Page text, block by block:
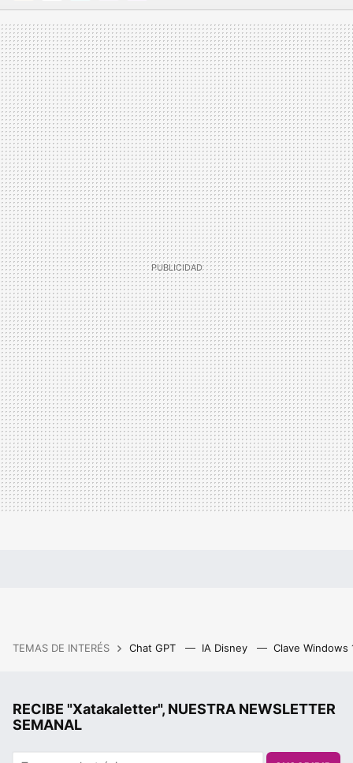
FACEBOOK
TWITTERFLIPBOARD
E-
MAIL
WHATSAPP
TEMAS DE INTERÉS Chat GPT IA Disney Clave Windows
RECIBE "Xatakaletter", NUESTRA NEWSLETTER
SEMANAL